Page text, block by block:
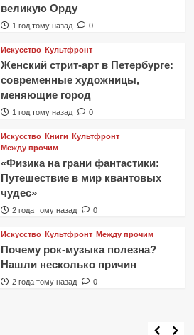
великую Орду
1 год тому назад 0
Искусство Культфронт
Женский стрит-арт в Петербурге:
современные художницы,
меняющие город
1 год тому назад 0
Искусство Книги Культфронт
Между прочим
«Физика на грани фантастики:
Путешествие в мир квантовых
чудес»
2 года тому назад 0
Искусство Культфронт Между прочим
Почему рок-музыка полезна?
Нашли несколько причин
2 года тому назад 0